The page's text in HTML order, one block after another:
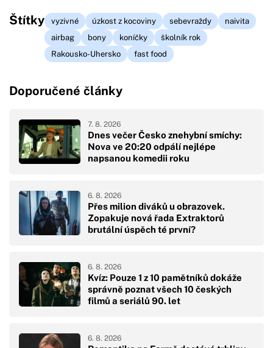
Štítky vyzivné úzkost z kocoviny sebevraždy
naivita
airbag
bony koníčky
školník rok
Rakousko-Uhersko
fast food
Doporučené články
Dnes večer Česko znehybní smíchy:
Nova ve 20:20 odpálí nejlépe
napsanou komedii roku
7. 8. 2026
Přes milion diváků u obrazovek.
Zopakuje nová řada Extraktorů
brutální úspěch té první?
6. 8. 2026
Kvíz: Pouze 1 z 10 pamětníků dokáže
správně poznat všech 10 českých
filmů a seriálů 90. let
6. 8. 2026
6. 8. 2026